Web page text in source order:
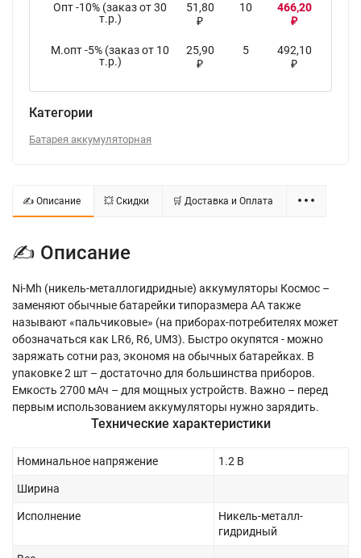
Опт -10% (заказ от 30
т.р.)
51,80
₽
10 466,20
₽
М.опт -5% (заказ от 10
т.р.)
25,90
₽
5 492,10
₽
Категории
Батарея аккумуляторная
✍ Описание 💥 Скидки 🛒 Доставка и Оплата
✍ Описание
Ni-Mh (никель-металлогидридные) аккумуляторы Космос –
заменяют обычные батарейки типоразмера АА также
называют «пальчиковые» (на приборах-потребителях может
обозначаться как LR6, R6, UM3). Быстро окупятся - можно
заряжать сотни раз, экономя на обычных батарейках. В
упаковке 2 шт – достаточно для большинства приборов.
Емкость 2700 мАч – для мощных устройств. Важно – перед
первым использованием аккумуляторы нужно зарядить.
Технические характеристики
Номинальное напряжение 1.2 В
Ширина
Исполнение
Никель-металл-
гидридный